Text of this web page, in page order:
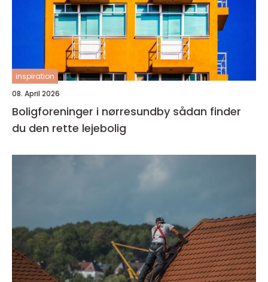
inspiration
08. April 2026
Boligforeninger i nørresundby sådan finder
du den rette lejebolig